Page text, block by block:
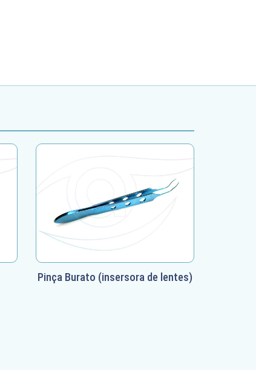
Pinça Burato (insersora de lentes)